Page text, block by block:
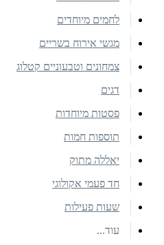
לחמים מיוחדים
מגשי אירוח בשריים
צמחונים וטבעוניים קטלוג
דגים
פסטות מיוחדות
תוספות חמות
יאללה מתוק
חד פעמי אקולוגי
שעות פעילות
עוד...